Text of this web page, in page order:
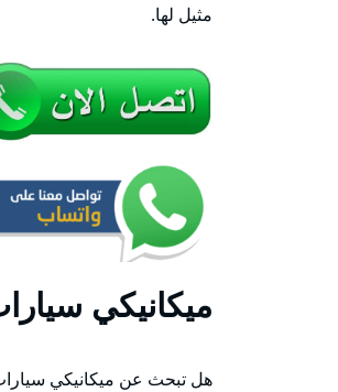
مثيل لها.
ميكانيكي
هل تبحث عن ميكانيكي